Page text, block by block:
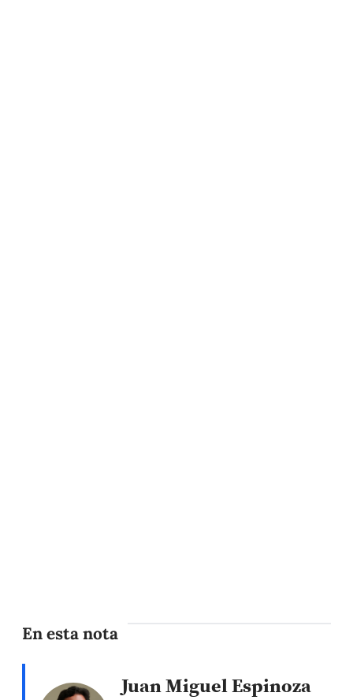
En esta nota
Juan Miguel Espinoza